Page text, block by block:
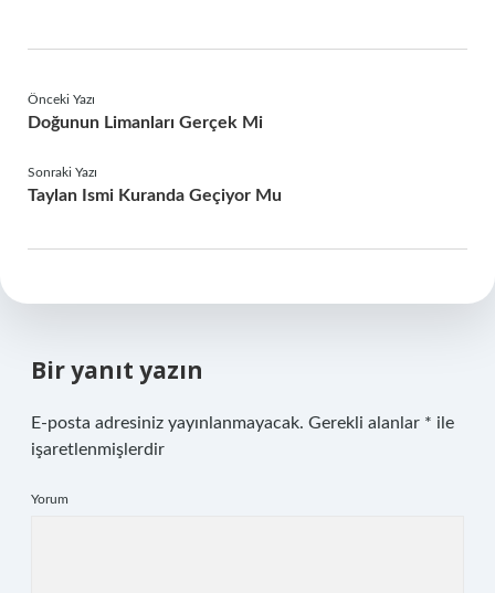
Önceki Yazı
Doğunun Limanları Gerçek Mi
Sonraki Yazı
Taylan Ismi Kuranda Geçiyor Mu
Bir yanıt yazın
E-posta adresiniz yayınlanmayacak. Gerekli alanlar * ile
işaretlenmişlerdir
Yorum